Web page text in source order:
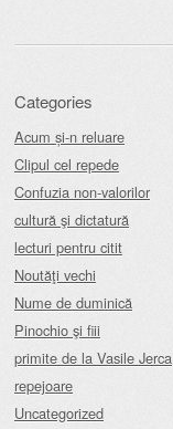
Categories
Acum și-n reluare
Clipul cel repede
Confuzia non-valorilor
cultură şi dictatură
lecturi pentru citit
Noutăţi vechi
Nume de duminică
Pinochio şi fiii
primite de la Vasile Jerca
repejoare
Uncategorized